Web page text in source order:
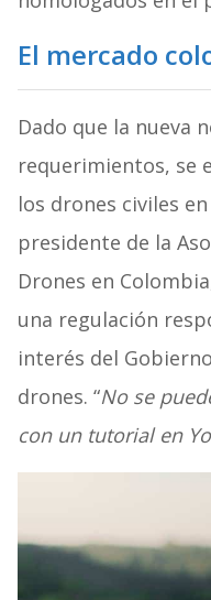
El mercado
Dado que la nueva
requerimientos, se
los drones civiles
presidente de la
Drones en
una regulación
interés del
drones. “No se
con un tutorial en